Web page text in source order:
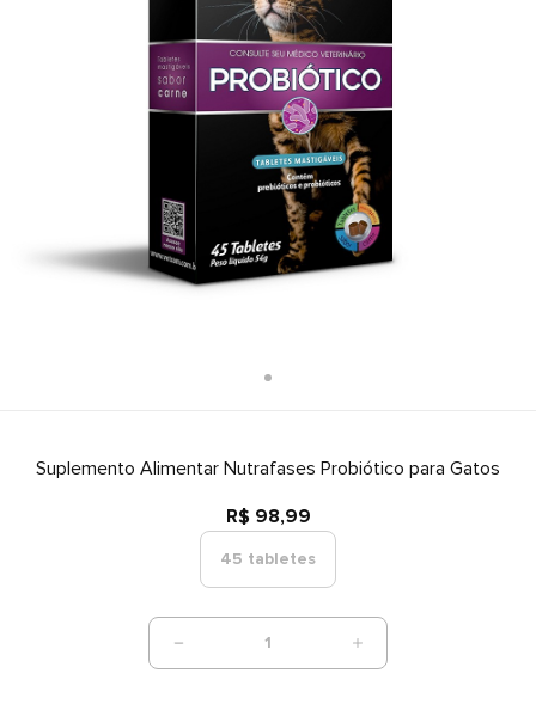
Suplemento Alimentar Nutrafases Probiótico para Gatos
R$ 98,99
45 tabletes
1